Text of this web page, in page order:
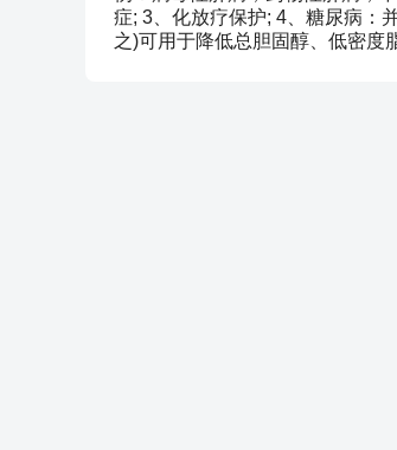
症; 3、化放疗保护; 4、糖尿病：
之)可用于降低总胆固醇、低密度